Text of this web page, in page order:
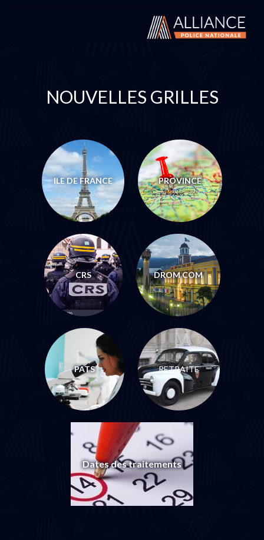
NOUVELLES GRILLES
ILE DE FRANCE PROVINCE
CRS DROM COM
PATS RETRAITE
Dates des traitements